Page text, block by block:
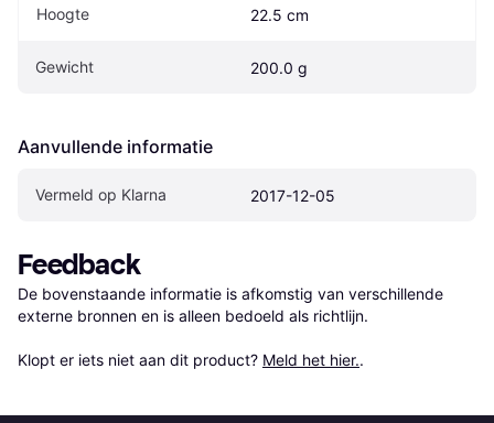
Hoogte 22.5 cm
Gewicht 200.0 g
Aanvullende informatie
Vermeld op Klarna 2017-12-05
Feedback
De bovenstaande informatie is afkomstig van verschillende
externe bronnen en is alleen bedoeld als richtlijn.
Klopt er iets niet aan dit product? Meld het hier..